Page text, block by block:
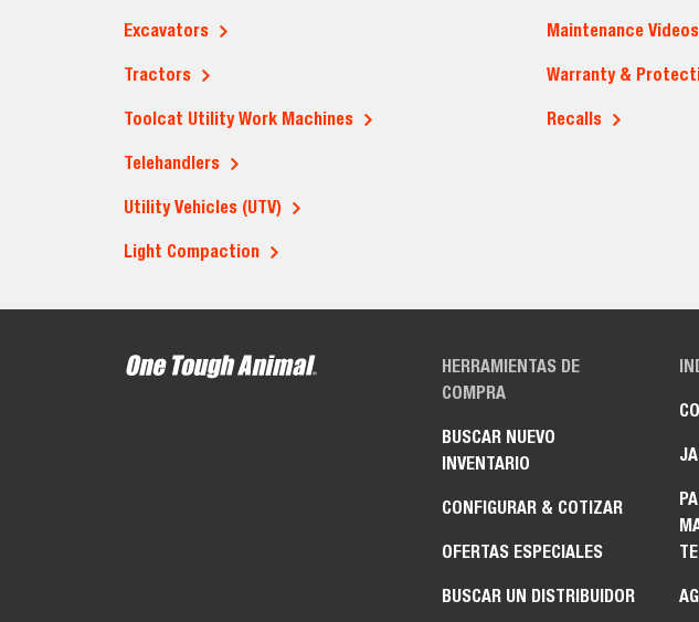
Excavators
Tractors
Toolcat Utility Work Machines
Telehandlers
Utility Vehicles (UTV)
Light Compaction
Maintenance Videos
Warranty &
Recalls
HERRAMIENTAS DE
COMPRA
BUSCAR NUEVO
INVENTARIO
CONFIGURAR & COTIZAR
OFERTAS ESPECIALES
BUSCAR UN DISTRIBUIDOR